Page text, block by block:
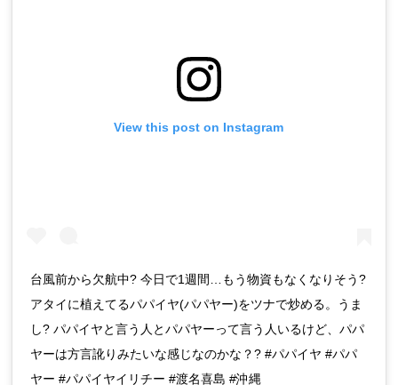
View this post on Instagram
台風前から欠航中? 今日で1週間…もう物資もなくなりそう?
アタイに植えてるパパイヤ(パパヤー)をツナで炒める。うま
し? パパイヤと言う人とパパヤーって言う人いるけど、パパ
ヤーは方言訛りみたいな感じなのかな？? #パパイヤ #パパ
ヤー #パパイヤイリチー #渡名喜島 #沖縄